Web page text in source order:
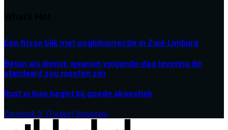
Een frisse blik met ooglidcorrectie in Zuid-Limburg
Beton als dienst: waarom volgende-dag levering de
standaard zou moeten zijn
Rust in huis begint bij goede akoestiek
Facebook X (Twitter) Instagram